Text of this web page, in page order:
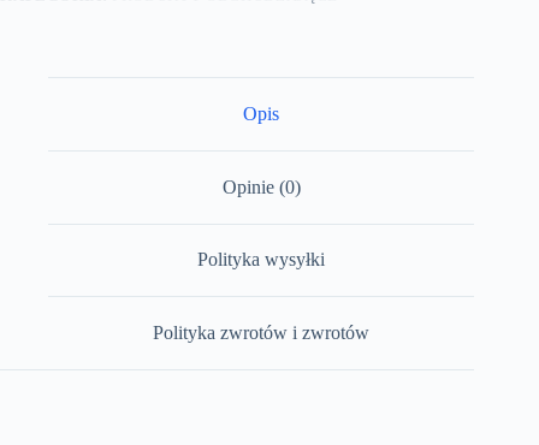
Opis
Opinie (0)
Polityka wysyłki
Polityka zwrotów i zwrotów